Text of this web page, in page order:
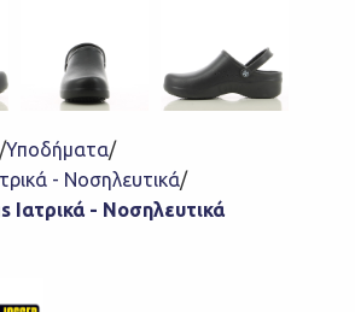
Υποδήματα
- Νοσηλευτικά
Ιατρικά - Νοσηλευτικά